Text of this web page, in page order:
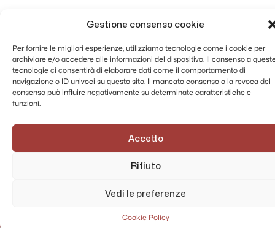
Gestione consenso cookie
Per fornire le migliori esperienze, utilizziamo tecnologie come i cookie per
archiviare e/o accedere alle informazioni del dispositivo. Il consenso a
tecnologie ci consentirà di elaborare dati come il comportamento di
navigazione o ID univoci su questo sito. Il mancato consenso o la revoca del
consenso può influire negativamente su determinate caratteristiche e
funzioni.
Accetto
Rifiuto
Vedi le preferenze
Cookie Policy
AMMINISTRAZIONE TRASPARENTE
CONTATTI